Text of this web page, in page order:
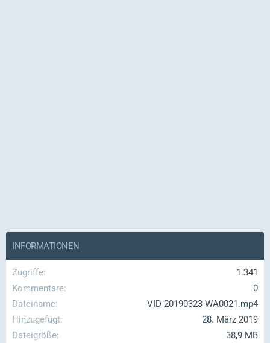
INFORMATIONEN
Zugriffe
1.341
Kommentare
0
Dateiname
VID-20190323-WA0021.mp4
Hinzugefügt
28. März 2019
Dateigröße
38,9 MB